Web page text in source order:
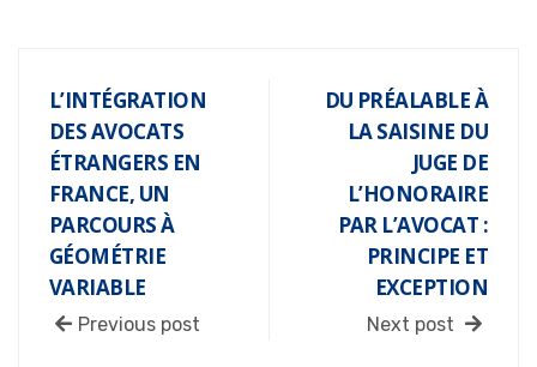
L’INTÉGRATION
DES AVOCATS
ÉTRANGERS EN
FRANCE, UN
PARCOURS À
GÉOMÉTRIE
VARIABLE
Previous post
DU PRÉALABLE À
LA SAISINE DU
JUGE DE
L’HONORAIRE
PAR L’AVOCAT :
PRINCIPE ET
EXCEPTION
Next post